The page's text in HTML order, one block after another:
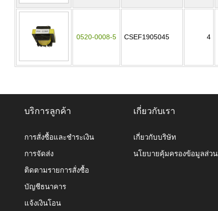
0520-0008-5 CSEF1905045 4
บริการลูกค้า
การสั่งซื้อและชำระเงิน
การจัดส่ง
ติดตามรายการสั่งซื้อ
บัญชีธนาคาร
แจ้งเงินโอน
เกี่ยวกับเรา
เกี่ยวกับบริษัท
นโยบายคุ้มครองข้อมูลส่ว